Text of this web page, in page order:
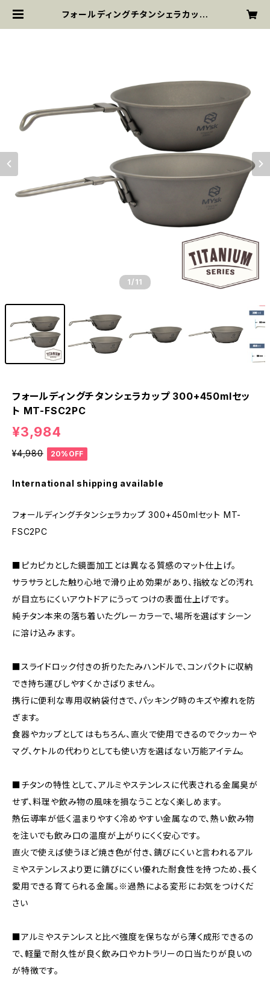
フォールディングチタンシェラカップ
1 /11
フォールディングチタンシェラカップ 300+450mlセッ
ト MT-FSC2PC
¥3,984
¥4,980 20%OFF
International shipping available
フォールディングチタンシェラカップ 300+450mlセット MT-
FSC2PC
■ピカピカとした鏡面加工とは異なる質感のマット仕上げ。
サラサラとした触り心地で滑り止め効果があり、指紋などの汚れ
が目立ちにくいアウトドアにうってつけの表面仕上げです。
純チタン本来の落ち着いたグレーカラーで、場所を選ばすシーン
に溶け込みます。
■スライドロック付きの折りたたみハンドルで、コンパクトに収納
でき持ち運びしやすくかさばりません。
携行に便利な専用収納袋付きで、パッキング時のキズや擦れを防
ぎます。
食器やカップとしてはもちろん、直火で使用できるのでクッカーや
マグ、ケトルの代わりとしても使い方を選ばない万能アイテム。
■チタンの特性として、アルミやステンレスに代表される金属臭が
せず、料理や飲み物の風味を損なうことなく楽しめます。
熱伝導率が低く温まりやすく冷めやすい金属なので、熱い飲み物
を注いでも飲み口の温度が上がりにくく安心です。
直火で使えば使うほど焼き色が付き、錆びにくいと言われるアル
ミやステンレスより更に錆びにくい優れた耐食性を持つため、長く
愛用できる育てられる金属。※過熱による変形にお気をつけくだ
さい
■アルミやステンレスと比べ強度を保ちながら薄く成形できるの
で、軽量で耐久性が良く飲み口やカトラリーの口当たりが良いの
が特徴です。